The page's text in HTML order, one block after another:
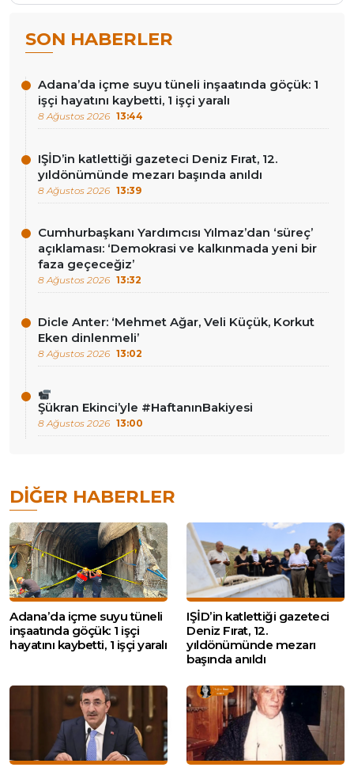
SON HABERLER
Adana’da içme suyu tüneli inşaatında göçük: 1
işçi hayatını kaybetti, 1 işçi yaralı
8 Ağustos 2026 13:44
IŞİD’in katlettiği gazeteci Deniz Fırat, 12.
yıldönümünde mezarı başında anıldı
8 Ağustos 2026 13:39
Cumhurbaşkanı Yardımcısı Yılmaz’dan ‘süreç’
açıklaması: ‘Demokrasi ve kalkınmada yeni bir
faza geçeceğiz’
8 Ağustos 2026 13:32
Dicle Anter: ‘Mehmet Ağar, Veli Küçük, Korkut
Eken dinlenmeli’
8 Ağustos 2026 13:02
Şükran Ekinci’yle #HaftanınBakiyesi
8 Ağustos 2026 13:00
DIĞER HABERLER
Adana’da içme suyu tüneli
inşaatında göçük: 1 işçi
hayatını kaybetti, 1 işçi yaralı
IŞİD’in katlettiği gazeteci
Deniz Fırat, 12.
yıldönümünde mezarı
başında anıldı